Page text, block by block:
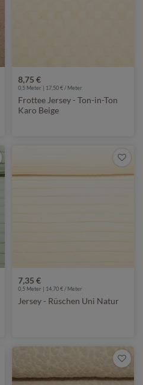
8,75 €
0,5 Meter | 17,50 € / Meter
Frottee Jersey - Ton-in-Ton
Karo Beige
7,35 €
0,5 Meter | 14,70 € / Meter
Jersey - Rüschen Uni Natur